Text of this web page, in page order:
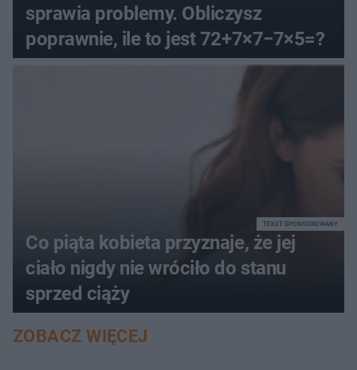
sprawia problemy. Obliczysz
poprawnie, ile to jest 72+7×7−7×5=?
Co piąta kobieta przyznaje, że jej
ciało nigdy nie wróciło do stanu
sprzed ciąży
TEKST SPONSOROWANY
ZOBACZ WIĘCEJ